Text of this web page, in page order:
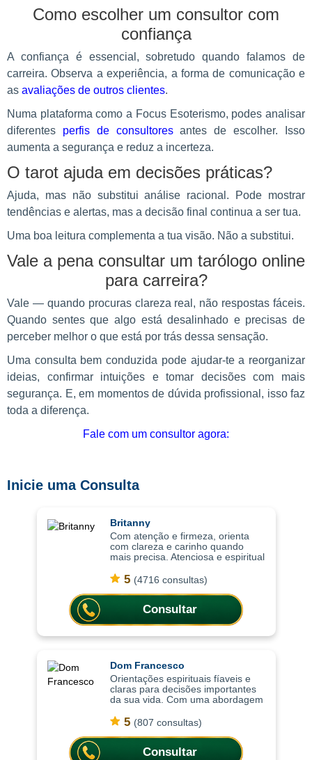
Como escolher um consultor com
confiança
A confiança é essencial, sobretudo quando falamos de
carreira. Observa a experiência, a forma de comunicação e
as avaliações de outros clientes.
Numa plataforma como a Focus Esoterismo, podes analisar
diferentes perfis de consultoresantes de escolher. Isso
aumenta a segurança e reduz a incerteza.
O tarot ajuda em decisões práticas?
Ajuda, mas não substitui análise racional. Pode mostrar
tendências e alertas, mas a decisão final continua a ser tua.
Uma boa leitura complementa a tua visão. Não a substitui.
Vale a pena consultar um tarólogo online
para carreira?
Vale — quando procuras clareza real, não respostas fáceis.
Quando sentes que algo está desalinhado e precisas de
perceber melhor o que está por trás dessa sensação.
Uma consulta bem conduzida pode ajudar-te a reorganizar
ideias, confirmar intuições e tomar decisões com mais
segurança. E, em momentos de dúvida profissional, isso faz
toda a diferença.
Fale com um consultor agora:
Inicie uma Consulta
Britanny
Com atenção e firmeza, orienta
com clareza e carinho quando
mais precisa. Atenciosa e espiritual
consultas ajudam a compreender
situações com mais clareza,
oferecendo or
5 (4716 consultas)
Consultar
Dom Francesco
Orientações espirituais fíaveis e
claras para decisões importantes
da sua vida. Com uma abordagem
wiccaniana e na prática da
bruxaria solitária, as consultas
ajudam a co
5 (807 consultas)
Consultar